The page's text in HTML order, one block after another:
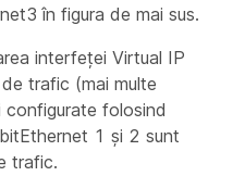
în figura de mai sus.
interfeței Virtual IP
trafic (mai multe
folosind
1 și 2 sunt
trafic.